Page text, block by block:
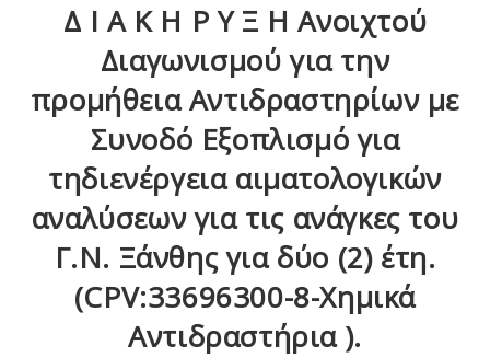
Δ Ι Α Κ Η Ρ Υ Ξ Η Ανοιχτού
Διαγωνισμού για την
προμήθεια Αντιδραστηρίων με
Συνοδό Εξοπλισμό για
τηδιενέργεια αιματολογικών
αναλύσεων για τις ανάγκες του
Γ.Ν. Ξάνθης για δύο (2) έτη.
(CPV:33696300-8-Χημικά
Αντιδραστήρια ).